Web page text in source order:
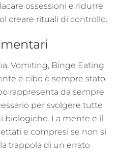
ossessioni e ridurre
creare rituali di controllo.
Vomiting, Binge Eating.
e cibo è sempre stato
rappresenta da sempre
per svolgere tutte
biologiche. La mente e il
e compresi se non si
trappola di un errato